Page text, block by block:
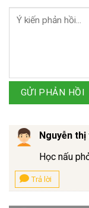
GỬI PHẢN HỒI
Nguyễn
Học nấu
Trả lời